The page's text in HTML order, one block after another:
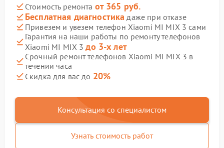
Стоимость ремонта от 365 руб.
Бесплатная диагностика даже при отказе
Привезем и увезем телефон Xiaomi MI MIX 3 сами
Гарантия на наши работы по ремонту телефонов
Xiaomi MI MIX 3до 3-х лет
Срочный ремонт телефонов Xiaomi MI MIX 3 в
течении часа
Скидка для вас до 20%
Консультация со специалистом
Узнать стоимость работ